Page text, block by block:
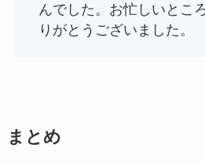
んでした。お忙しいとこ
りがとうございました。
まとめ